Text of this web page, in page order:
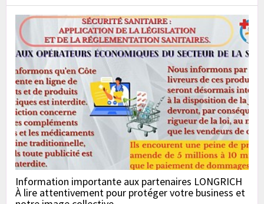
Information importante aux partenaires LONGRICH
À lire attentivement pour protéger votre business et